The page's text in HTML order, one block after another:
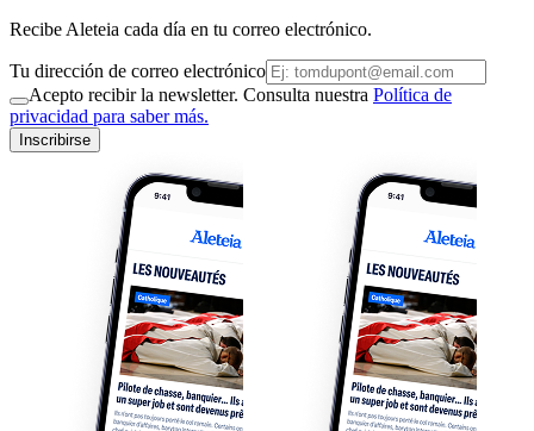
Recibe Aleteia cada día en tu correo electrónico.
Tu dirección de correo electrónico
Acepto recibir la newsletter. Consulta nuestra Política de
privacidad para saber más.
Inscribirse